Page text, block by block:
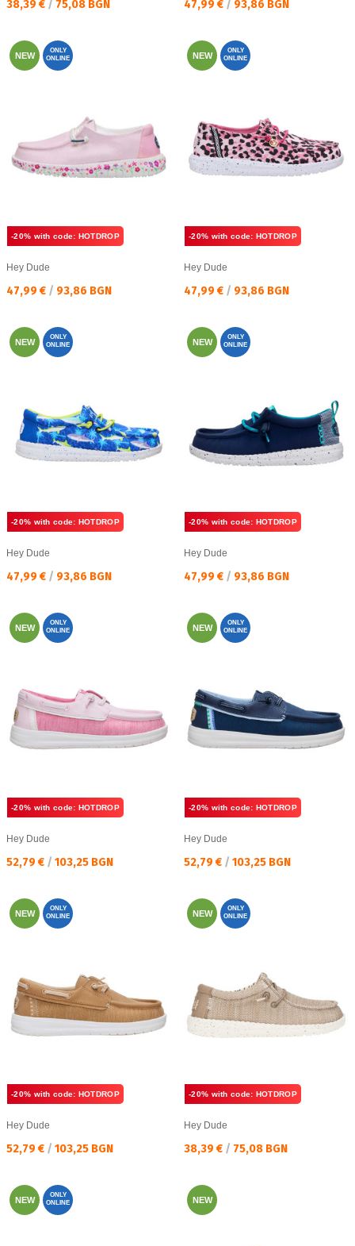
Текуща цена:
38,39 € / 75,08 BGN Текуща цена:
47,99 € / 93,86 BGN
NEW
ONLY
ONLINE
-20% with code: HOTDROP
Hey Dude
Текуща цена:
47,99 € / 93,86 BGN
NEW
ONLY
ONLINE
-20% with code: HOTDROP
Hey Dude
Текуща цена:
47,99 € / 93,86 BGN
NEW
ONLY
ONLINE
-20% with code: HOTDROP
Hey Dude
Текуща цена:
47,99 € / 93,86 BGN
NEW
ONLY
ONLINE
-20% with code: HOTDROP
Hey Dude
Текуща цена:
47,99 € / 93,86 BGN
NEW
ONLY
ONLINE
-20% with code: HOTDROP
Hey Dude
Текуща цена:
52,79 € / 103,25 BGN
NEW
ONLY
ONLINE
-20% with code: HOTDROP
Hey Dude
Текуща цена:
52,79 € / 103,25 BGN
NEW
ONLY
ONLINE
-20% with code: HOTDROP
Hey Dude
Текуща цена:
52,79 € / 103,25 BGN
NEW
ONLY
ONLINE
-20% with code: HOTDROP
Hey Dude
Текуща цена:
38,39 € / 75,08 BGN
NEW
ONLY
ONLINE
NEW